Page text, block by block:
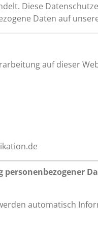
Diese
Daten auf
auf dieser
personenbezogener
automatisch